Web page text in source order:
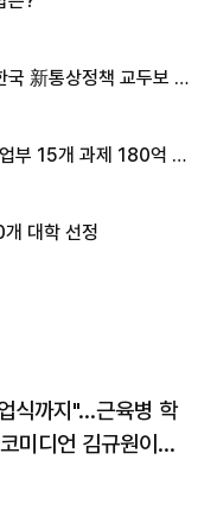
新통상정책 교두보 활
부 15개 과제 180억 지
대학 선정
식까지"…근육병 학
미디언 김규원이었